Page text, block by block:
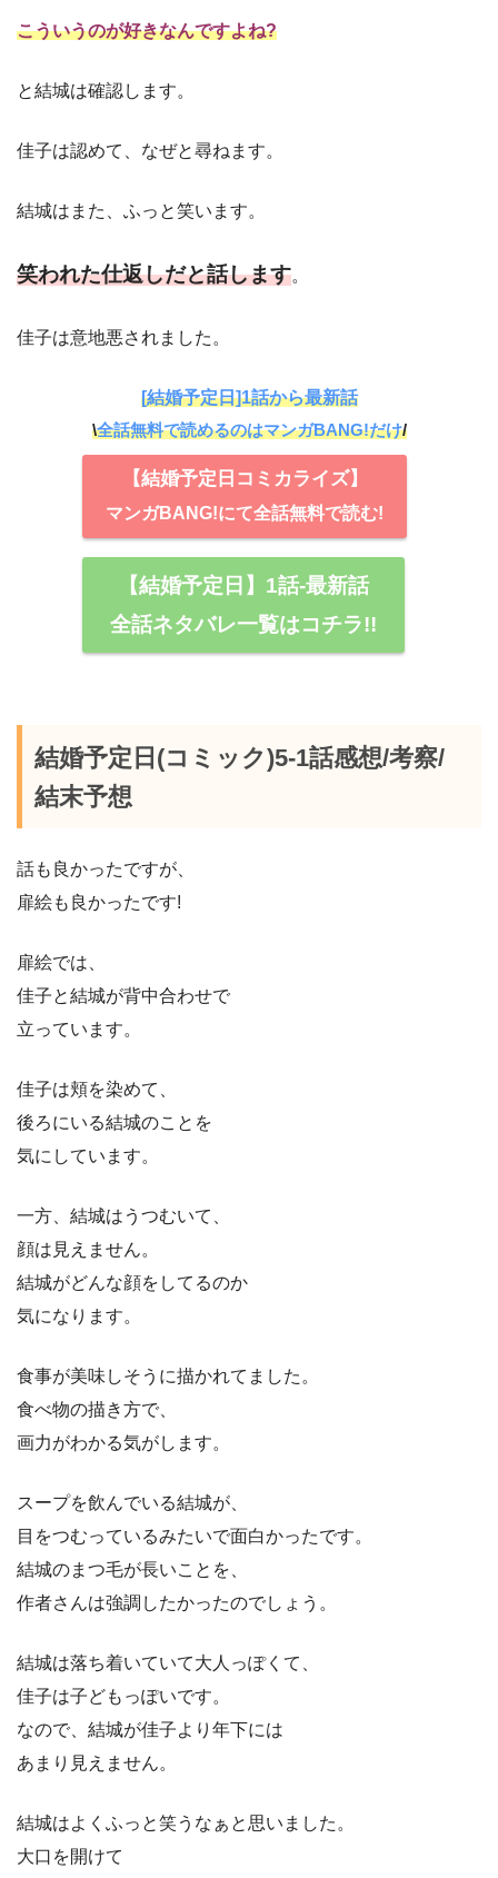
こういうのが好きなんですよね?
と結城は確認します。
佳子は認めて、なぜと尋ねます。
結城はまた、ふっと笑います。
笑われた仕返しだと話します。
佳子は意地悪されました。
[結婚予定日]1話から最新話
\全話無料で読めるのはマンガBANG!だけ/
【結婚予定日コミカライズ】
マンガBANG!にて全話無料で読む!
【結婚予定日】1話-最新話
全話ネタバレ一覧はコチラ!!
結婚予定日(コミック)5-1話感想/考察/
結末予想
話も良かったですが、
扉絵も良かったです!
扉絵では、
佳子と結城が背中合わせで
立っています。
佳子は頬を染めて、
後ろにいる結城のことを
気にしています。
一方、結城はうつむいて、
顔は見えません。
結城がどんな顔をしてるのか
気になります。
食事が美味しそうに描かれてました。
食べ物の描き方で、
画力がわかる気がします。
スープを飲んでいる結城が、
目をつむっているみたいで面白かったです。
結城のまつ毛が長いことを、
作者さんは強調したかったのでしょう。
結城は落ち着いていて大人っぽくて、
佳子は子どもっぽいです。
なので、結城が佳子より年下には
あまり見えません。
結城はよくふっと笑うなぁと思いました。
大口を開けて